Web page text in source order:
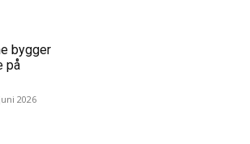
bygger
på
2026